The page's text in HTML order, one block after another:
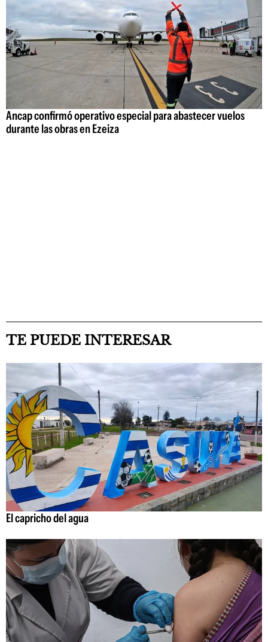
Ancap confirmó operativo especial para abastecer vuelos
durante las obras en Ezeiza
TE PUEDE INTERESAR
El capricho del agua